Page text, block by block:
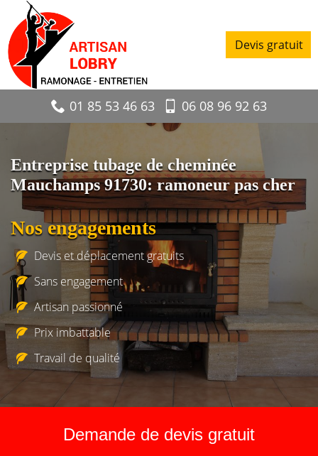
Devis gratuit
01 85 53 46 63 06 08 96 92 63
Entreprise tubage de cheminée
Mauchamps 91730: ramoneur pas cher
Nos engagements
Devis et déplacement gratuits
Sans engagement
Artisan passionné
Prix imbattable
Travail de qualité
Demande de devis gratuit